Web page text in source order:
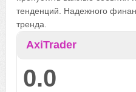
тенденций. Надежного
тренда.
AxiTrader
0.0